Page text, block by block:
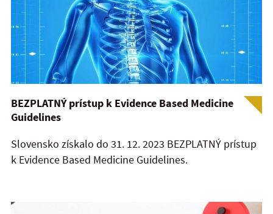
BEZPLATNÝ prístup k Evidence Based Medicine
Guidelines
Slovensko získalo do 31. 12. 2023 BEZPLATNÝ prístup
k Evidence Based Medicine Guidelines.